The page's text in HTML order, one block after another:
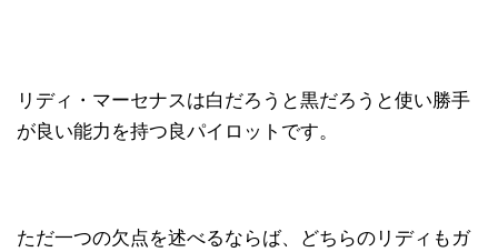
リディ・マーセナスは白だろうと黒だろうと使い勝手
が良い能力を持つ良パイロットです。
ただ一つの欠点を述べるならば、どちらのリディもガ